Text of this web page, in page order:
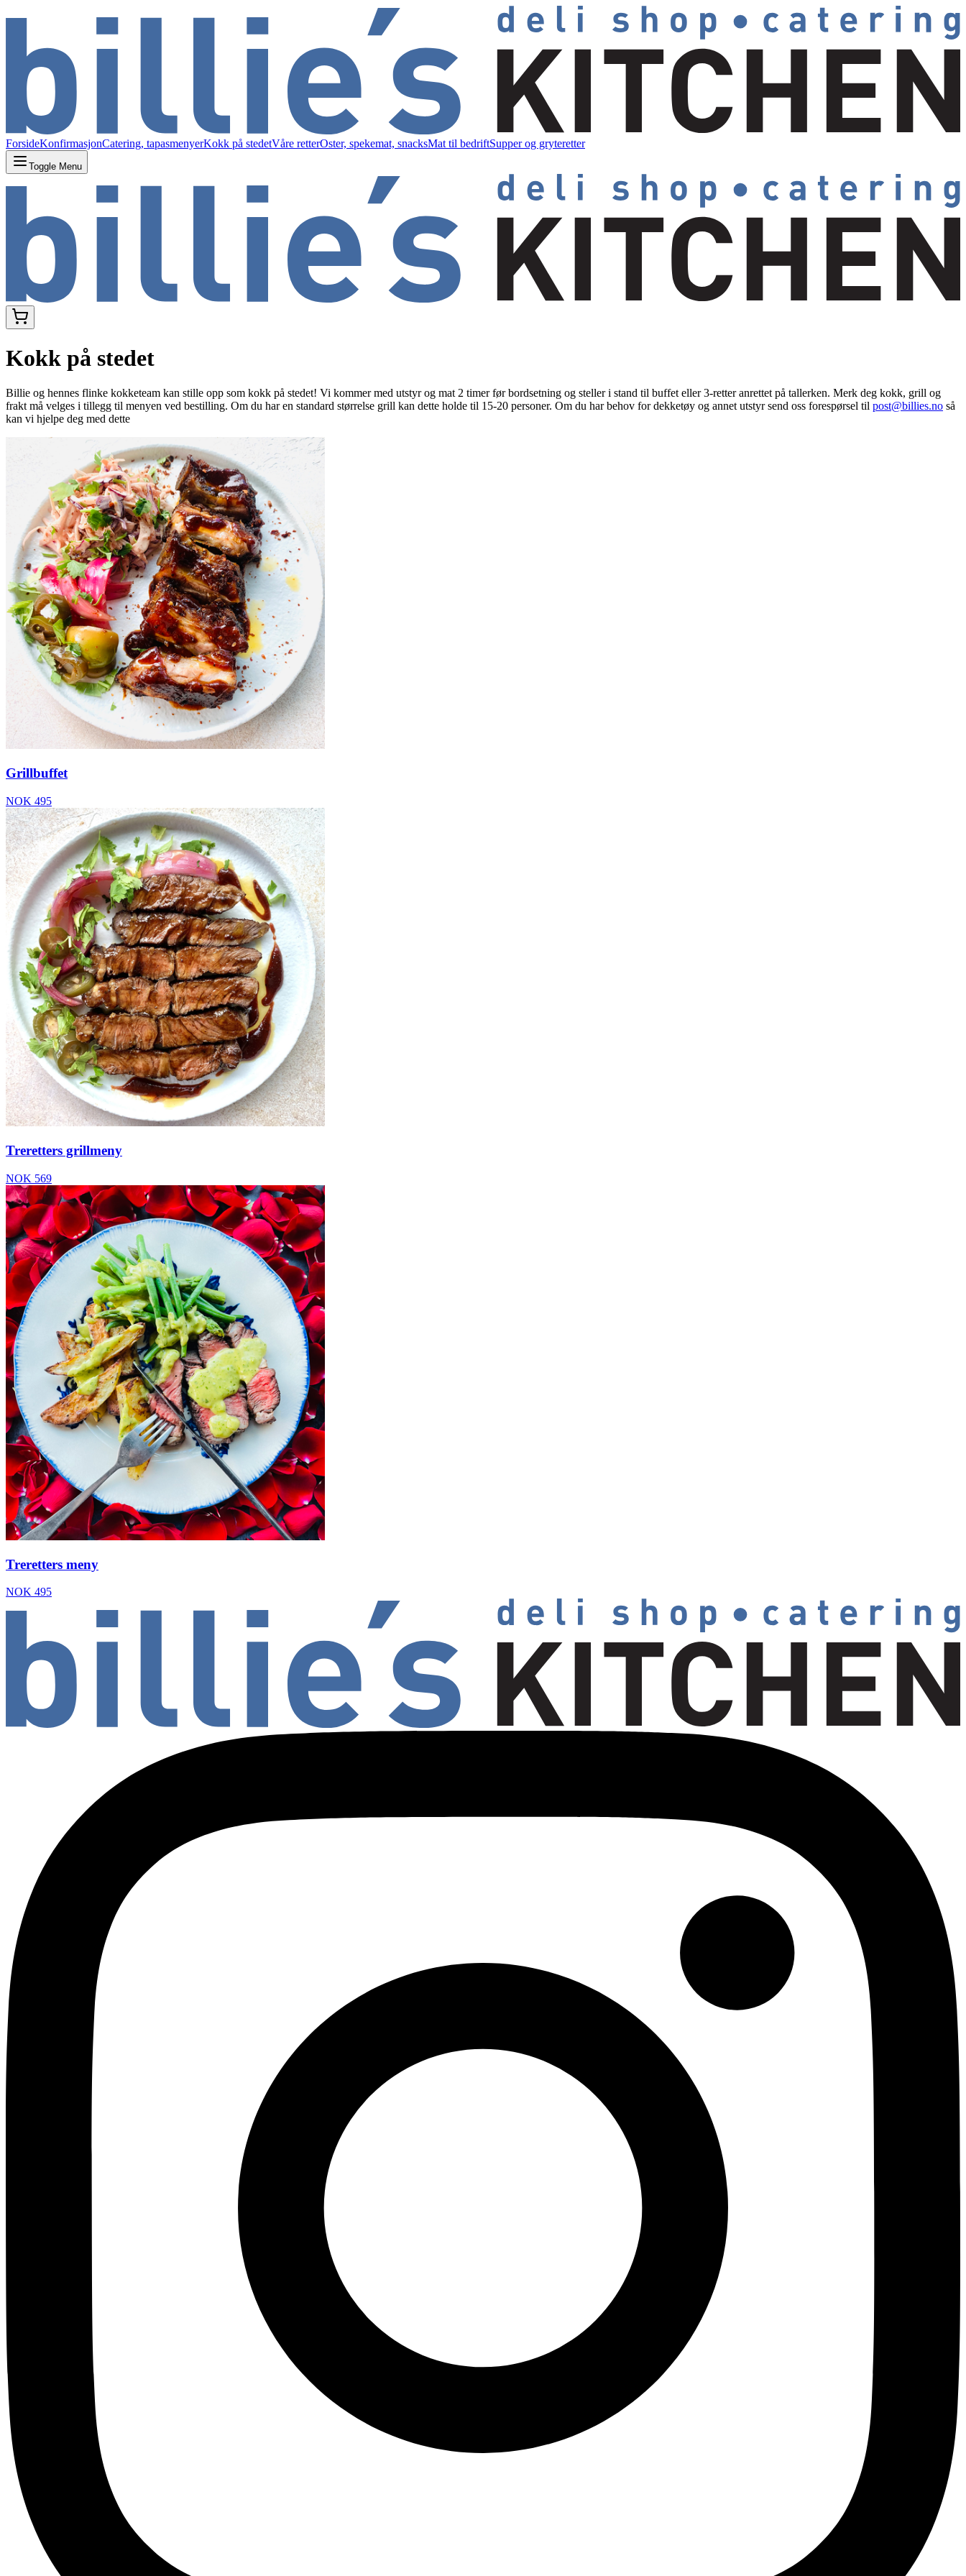
ForsideKonfirmasjonCatering, tapasmenyerKokk på stedetVåre retterOster, spekemat, snacksMat til bedriftSupper og gryteretter
Toggle Menu
Kokk på stedet
Billie og hennes flinke kokketeam kan stille opp som kokk på stedet! Vi kommer med utstyr og mat 2 timer før bordsetning og steller i stand til buffet eller 3-retter anrettet på tallerken. Merk deg kokk, grill og
frakt må velges i tillegg til menyen ved bestilling. Om du har en standard størrelse grill kan dette holde til 15-20 personer. Om du har behov for dekketøy og annet utstyr send oss forespørsel til post@billies.no så
kan vi hjelpe deg med dette
Grillbuffet
NOK 495
Treretters grillmeny
NOK 569
Treretters meny
NOK 495